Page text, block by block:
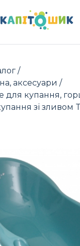
ТОВАРІВ:
/
аксесуари /
для купання,
зі зливом